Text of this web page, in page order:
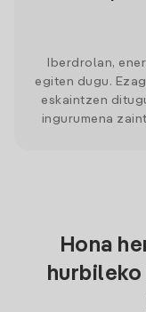
Iberdrolan,
egiten dugu.
eskaintzen
ingurumena
Hona